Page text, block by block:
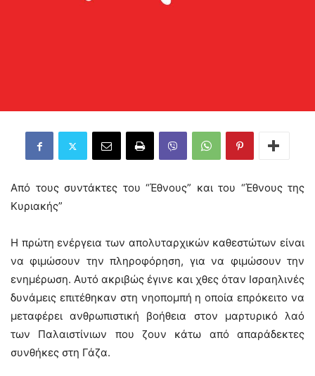
Από τους συντάκτες του “Έθνους” και του “Έθνους της
Κυριακής”
Η πρώτη ενέργεια των απολυταρχικών καθεστώτων είναι
να φιμώσουν την πληροφόρηση, για να φιμώσουν την
ενημέρωση. Αυτό ακριβώς έγινε και χθες όταν Ισραηλινές
δυνάμεις επιτέθηκαν στη νηοπομπή η οποία επρόκειτο να
μεταφέρει ανθρωπιστική βοήθεια στον μαρτυρικό λαό
των Παλαιστίνιων που ζουν κάτω από απαράδεκτες
συνθήκες στη Γάζα.